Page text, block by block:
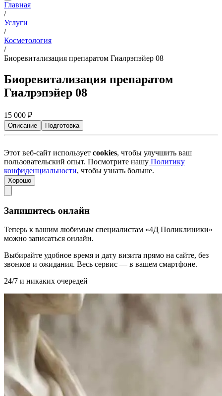
Главная
/
Услуги
/
Косметология
/
Биоревитализация препаратом Гиалрэпэйер 08
Биоревитализация препаратом
Гиалрэпэйер 08
15 000 ₽
Описание Подготовка
Этот веб-сайт использует cookies, чтобы улучшить ваш
пользовательский опыт. Посмотрите нашу Политику
конфиденциальности, чтобы узнать больше.
Хорошо
Запишитесь онлайн
Теперь к вашим любимым специалистам «4Д Поликлиники»
можно записаться онлайн.
Выбирайте удобное время и дату визита прямо на сайте, без
звонков и ожидания. Весь сервис — в вашем смартфоне.
24/7 и никаких очередей